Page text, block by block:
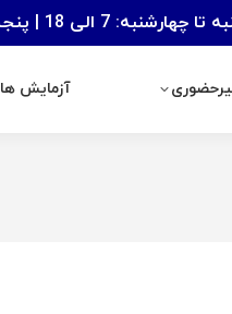
7 الی 18 | پنجشنبه: 7 الی 16 | جمعه تعطیل
آزمایش ها
آزمایش ها